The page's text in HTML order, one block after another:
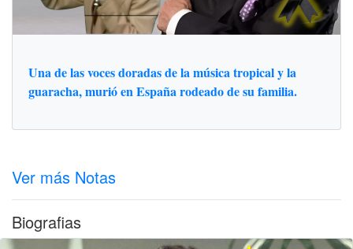
Una de las voces doradas de la música tropical y la
guaracha, murió en España rodeado de su familia.
Ver más Notas
Biografias